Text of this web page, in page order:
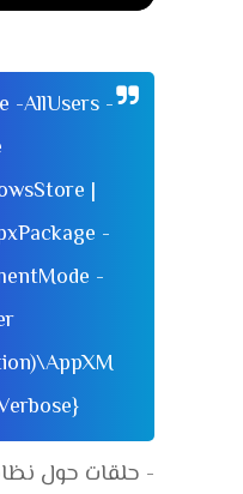
-AllUsers -
|
-
-
- حلقات حول